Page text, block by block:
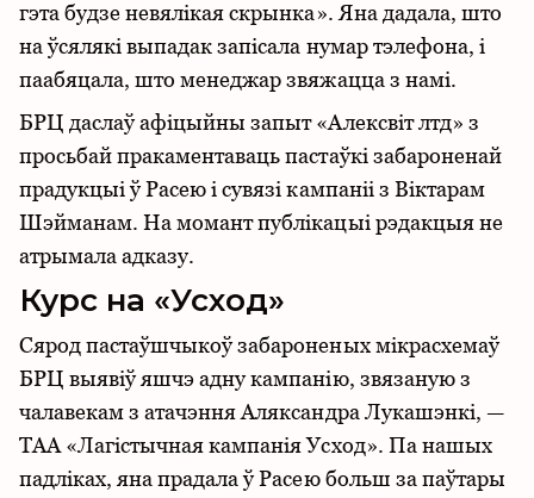
гэта будзе невялікая скрынка». Яна дадала, што
на ўсялякі выпадак запісала нумар тэлефона, і
паабяцала, што менеджар звяжацца з намі.
БРЦ даслаў афіцыйны запыт «Алексвіт лтд» з
просьбай пракаментаваць пастаўкі забароненай
прадукцыі ў Расею і сувязі кампаніі з Віктарам
Шэйманам. На момант публікацыі рэдакцыя не
атрымала адказу.
Курс на «Усход»
Сярод пастаўшчыкоў забароненых мікрасхемаў
БРЦ выявіў яшчэ адну кампанію, звязаную з
чалавекам з атачэння Аляксандра Лукашэнкі, —
ТАА «Лагістычная кампанія Усход». Па нашых
падліках, яна прадала ў Расею больш за паўтары